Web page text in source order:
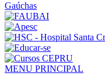
MENU PRINCIPAL